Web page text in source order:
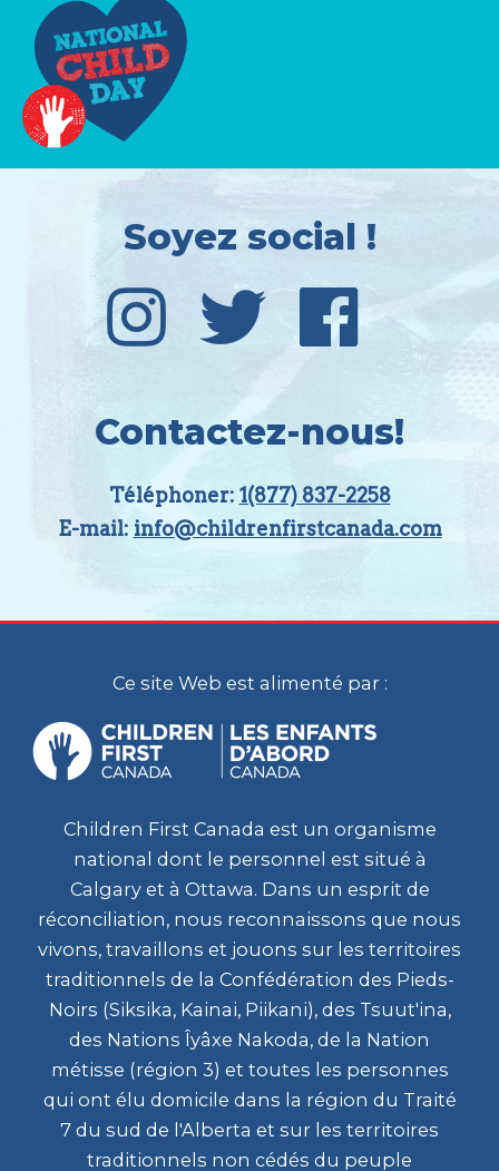
Soyez social !
Contactez-nous!
Téléphoner: 1(877) 837-2258
E-mail: info@childrenfirstcanada.com
Ce site Web est alimenté par :
Children First Canada est un organisme
national dont le personnel est situé à
Calgary et à Ottawa. Dans un esprit de
réconciliation, nous reconnaissons que nous
vivons, travaillons et jouons sur les territoires
traditionnels de la Confédération des Pieds-
Noirs (Siksika, Kainai, Piikani), des Tsuut'ina,
des Nations Îyâxe Nakoda, de la Nation
métisse (région 3) et toutes les personnes
qui ont élu domicile dans la région du Traité
7 du sud de l'Alberta et sur les territoires
traditionnels non cédés du peuple